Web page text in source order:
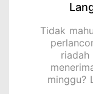
Tidak
riadah
minggu?